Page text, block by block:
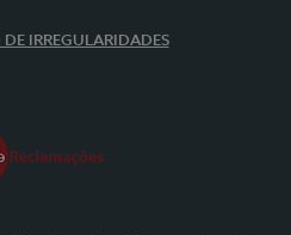
IRREGULARIDADES